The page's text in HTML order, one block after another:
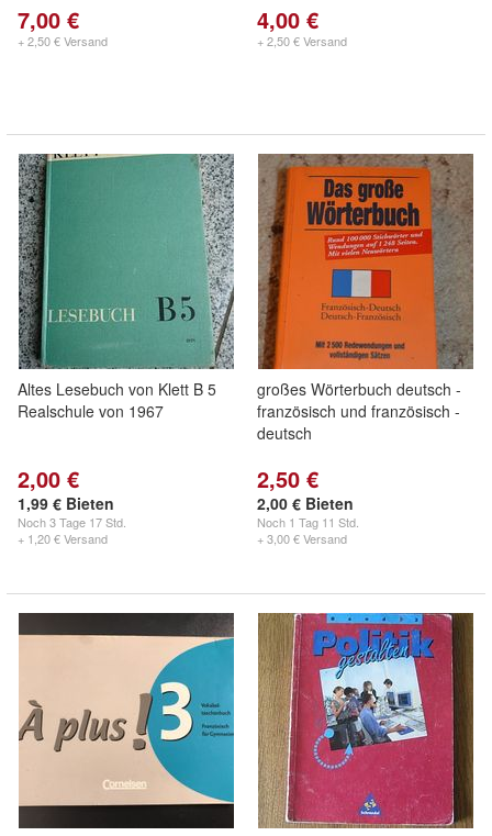
7,00 €
+ 2,50 € Versand
4,00 €
+ 2,50 € Versand
Altes Lesebuch von Klett B 5
Realschule von 1967
2,00 €
1,99 € Bieten
Noch3 Tage 17 Std.
+ 1,20 € Versand
großes Wörterbuch deutsch -
französisch und französisch -
deutsch
2,50 €
2,00 € Bieten
Noch 1 Tag 11 Std.
+ 3,00 € Versand